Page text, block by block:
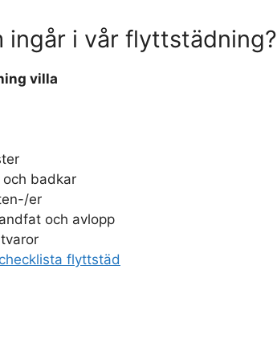
ingår i vår flyttstädning?
villa
och badkar
er
och avlopp
checklista flyttstäd